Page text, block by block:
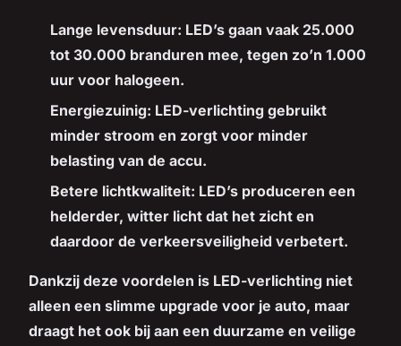
Lange levensduur: LED’s gaan vaak 25.000
tot 30.000 branduren mee, tegen zo’n 1.000
uur voor halogeen.
Energiezuinig: LED-verlichting gebruikt
minder stroom en zorgt voor minder
belasting van de accu.
Betere lichtkwaliteit: LED’s produceren een
helderder, witter licht dat het zicht en
daardoor de verkeersveiligheid verbetert.
Dankzij deze voordelen is LED-verlichting niet
alleen een slimme upgrade voor je auto, maar
draagt het ook bij aan een duurzame en veilige